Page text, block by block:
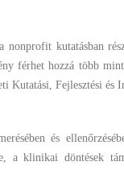
kutatásban
férhet hozzá több
Kutatási, Fejlesztési és
és
a klinikai döntések